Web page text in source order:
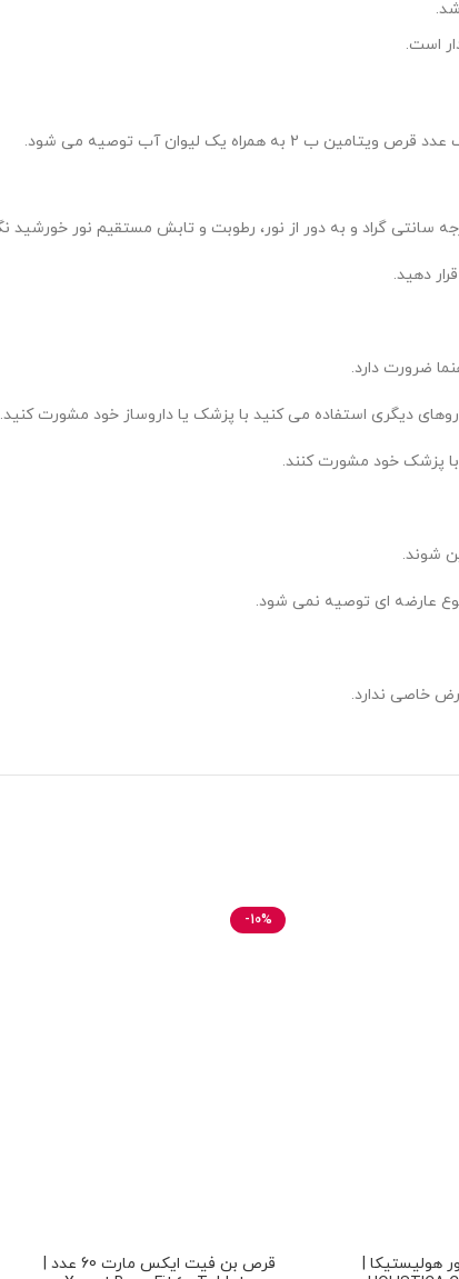
است.
یک لیوان آب توصیه می شود.
دهید.
دیگری استفاده می کنید با پزشک یا داروساز خود مشورت کنید.
پزشک خود مشورت کنند.
شوند.
عارضه ای توصیه نمی شود.
خاصی ندارد.
هولیستیکا |
-10%
قرص بن فیت ایکس مارت 60 عدد |